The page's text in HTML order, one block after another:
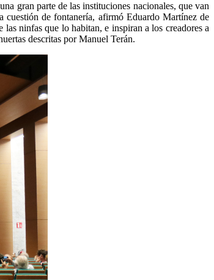
gran parte de las instituciones nacionales, que van
de fontanería, afirmó Eduardo Martínez de
ninfas que lo habitan, e inspiran a los creadores a
descritas por Manuel Terán.